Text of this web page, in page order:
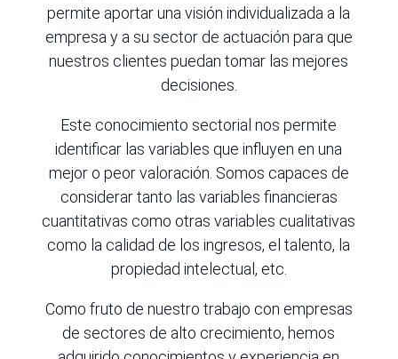
permite aportar una visión individualizada a la
empresa y a su sector de actuación para que
nuestros clientes puedan tomar las mejores
decisiones.
Este conocimiento sectorial nos permite
identificar las variables que influyen en una
mejor o peor valoración. Somos capaces de
considerar tanto las variables financieras
cuantitativas como otras variables cualitativas
como la calidad de los ingresos, el talento, la
propiedad intelectual, etc.
Como fruto de nuestro trabajo con empresas
de sectores de alto crecimiento, hemos